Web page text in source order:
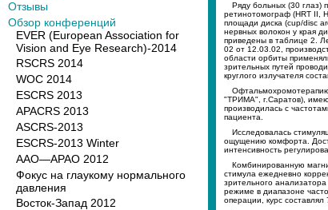
Отзывы
Обзор конференций
EVER (European Association for
Vision and Eye Research)-2014
RSCRS 2014
WOC 2014
ESCRS 2013
APACRS 2013
ASCRS-2013
ESCRS-2013 Winter
AAO—APAO 2012
Фокус на глаукому нормального
давления
Восток-Запад 2012
Ряду больных (30 глаз)
ретинотомограф (HRT II,
площади диска (cup/disc
нервных волокон у края
приведены в таблице 2.
02 от 12.03.02,
области орбиты
зрительных путей
круглого излучателя
"ТРИМА", г.Саратов),
производилась с
пациента.
Исследовалась
ощущению комфорта.
интенсивность
Комбинированную
стимула ежедневно
зрительного
режиме в диапазоне
операции, курс